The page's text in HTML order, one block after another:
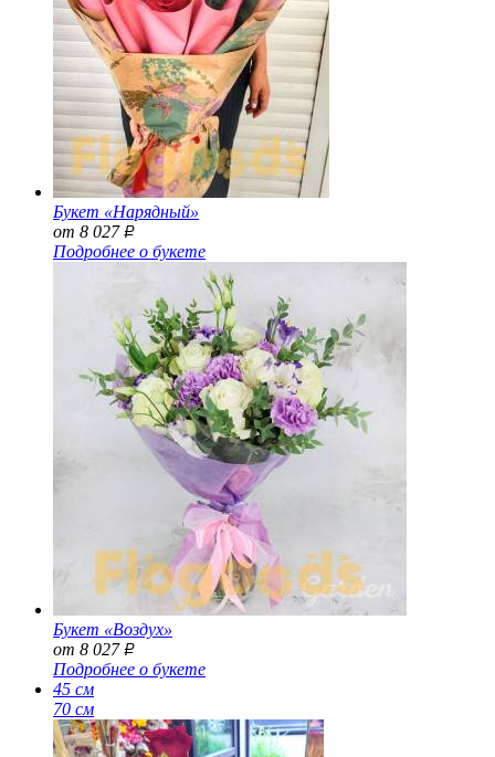
Букет «Нарядный»
от 8 027 Р
Подробнее о букете
Букет «Воздух»
от 8 027 Р
Подробнее о букете
45 см
70 см